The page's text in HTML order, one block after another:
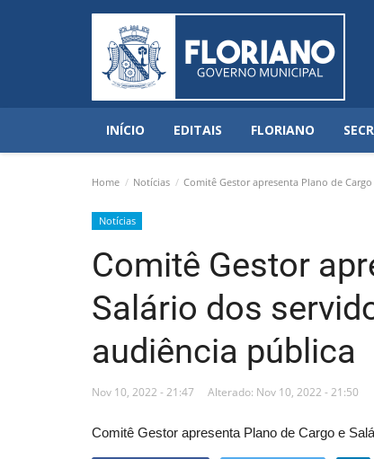
INÍCIO EDITAIS FLORIANO
Home Notícias Comitê Gestor apresenta Plano de
Notícias
Comitê Gestor
Salário dos
audiência pública
Nov 10, 2022 - 21:47 Alterado: Nov 10, 2022 - 21:50
Comitê Gestor apresenta Plano de Cargo e